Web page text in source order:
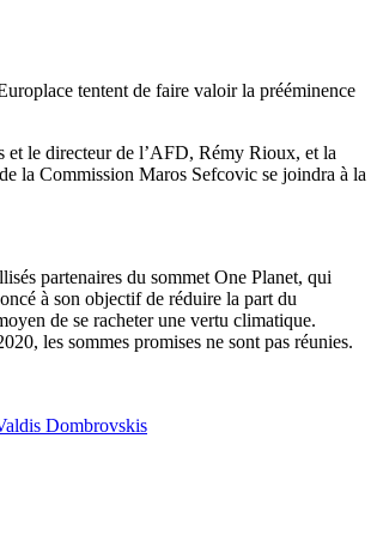
tentent de faire valoir la prééminence
et le directeur de l’AFD, Rémy Rioux, et la
la Commission Maros Sefcovic se joindra à la
partenaires du sommet One Planet, qui
à son objectif de réduire la part du
de se racheter une vertu climatique.
les sommes promises ne sont pas réunies.
Dombrovskis